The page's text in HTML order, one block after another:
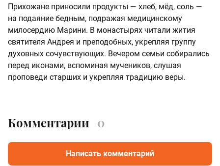
Прихожане приносили продукты — хлеб, мёд, соль —
на подаяние бедным, подражая медицинскому
милосердию Марини. В монастырях читали жития
святителя Андрея и преподобных, укрепляя группу
духовных сочувствующих. Вечером семьи собирались
перед иконами, вспоминая мучеников, слушая
проповеди старших и укрепляя традицию веры.
Комментарии 0
Написать комментарий